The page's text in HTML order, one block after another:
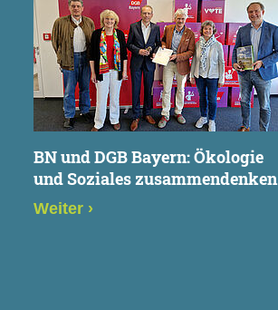
BN und DGB Bayern: Ökologie
und Soziales zusammendenken
Weiter ›